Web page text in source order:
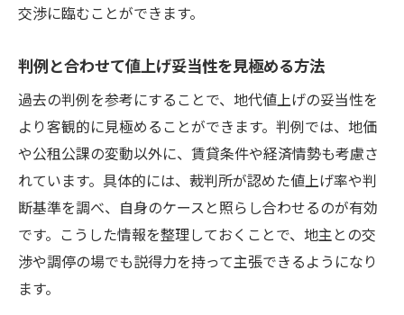
交渉に臨むことができます。
判例と合わせて値上げ妥当性を見極める方法
過去の判例を参考にすることで、地代値上げの妥当性を
より客観的に見極めることができます。判例では、地価
や公租公課の変動以外に、賃貸条件や経済情勢も考慮さ
れています。具体的には、裁判所が認めた値上げ率や判
断基準を調べ、自身のケースと照らし合わせるのが有効
です。こうした情報を整理しておくことで、地主との交
渉や調停の場でも説得力を持って主張できるようになり
ます。